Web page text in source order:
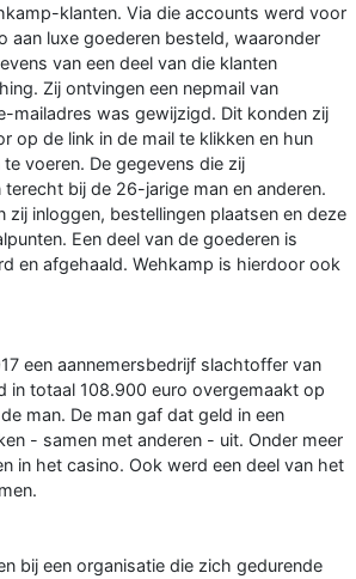
klanten. Via die accounts werd voor
aan luxe goederen besteld, waaronder
van een deel van die klanten
Zij ontvingen een nepmail van
mailadres was gewijzigd. Dit konden zij
op de link in de mail te klikken en hun
voeren. De gegevens die zij
bij de 26-jarige man en anderen.
zij inloggen, bestellingen plaatsen en deze
Een deel van de goederen is
en afgehaald. Wehkamp is hierdoor ook
een aannemersbedrijf slachtoffer van
in totaal 108.900 euro overgemaakt op
man. De man gaf dat geld in een
- samen met anderen - uit. Onder meer
in het casino. Ook werd een deel van het
bij een organisatie die zich gedurende